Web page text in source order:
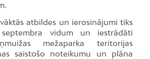
atbildes un ierosinājumi tiks
vidum un iestrādāti
mežaparka teritorijas
saistošo noteikumu un plāna